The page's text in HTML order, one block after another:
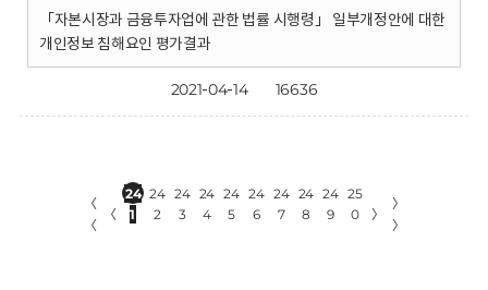
「자본시장과 금융투자업에 관한 법률 시행령」 일부개정안에 대한
개인정보 침해요인 평가결과
2021-04-14 16636
〈
〈
〈
24
1
24
2
24
3
24
4
24
5
24
6
24
7
24
8
24
9
25
0
〉
〉
〉